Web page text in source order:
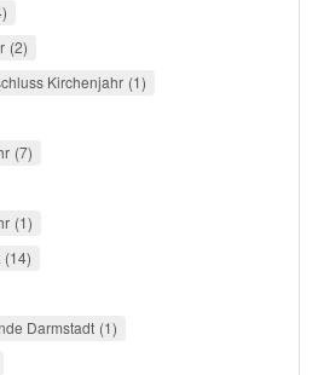
2
Kirchenjahr 1
7
1
14
Darmstadt 1